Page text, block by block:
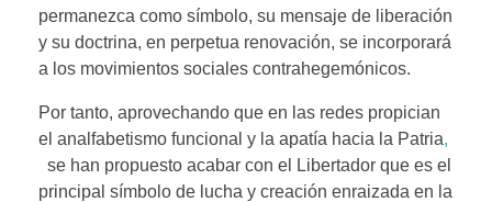
permanezca como símbolo, su mensaje de liberación
y su doctrina, en perpetua renovación, se incorporará
a los movimientos sociales contrahegemónicos.
Por tanto, aprovechando que en las redes propician
el analfabetismo funcional y la apatía hacia la Patria,
se han propuesto acabar con el Libertador que es el
principal símbolo de lucha y creación enraizada en la